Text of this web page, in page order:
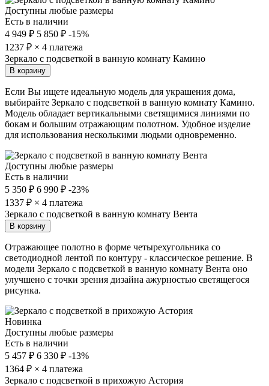
Доступны любые размеры
Есть в наличии
4 949 ₽ 5 850 ₽ -15%
1237 ₽ × 4 платежа
Зеркало с подсветкой в ванную комнату Камино
В корзину
Если Вы ищете идеальную модель для украшения дома,
выбирайте Зеркало с подсветкой в ванную комнату Камино.
Модель обладает вертикальными светящимися линиями по
бокам и большим отражающим полотном. Удобное изделие
для использования несколькими людьми одновременно.
Доступны любые размеры
Есть в наличии
5 350 ₽ 6 990 ₽ -23%
1337 ₽ × 4 платежа
Зеркало с подсветкой в ванную комнату Вента
В корзину
Отражающее полотно в форме четырехугольника со
светодиодной лентой по контуру - классическое решение. В
модели Зеркало с подсветкой в ванную комнату Вента оно
улучшено с точки зрения дизайна ажурностью светящегося
рисунка.
Новинка
Доступны любые размеры
Есть в наличии
5 457 ₽ 6 330 ₽ -13%
1364 ₽ × 4 платежа
Зеркало с подсветкой в прихожую Астория